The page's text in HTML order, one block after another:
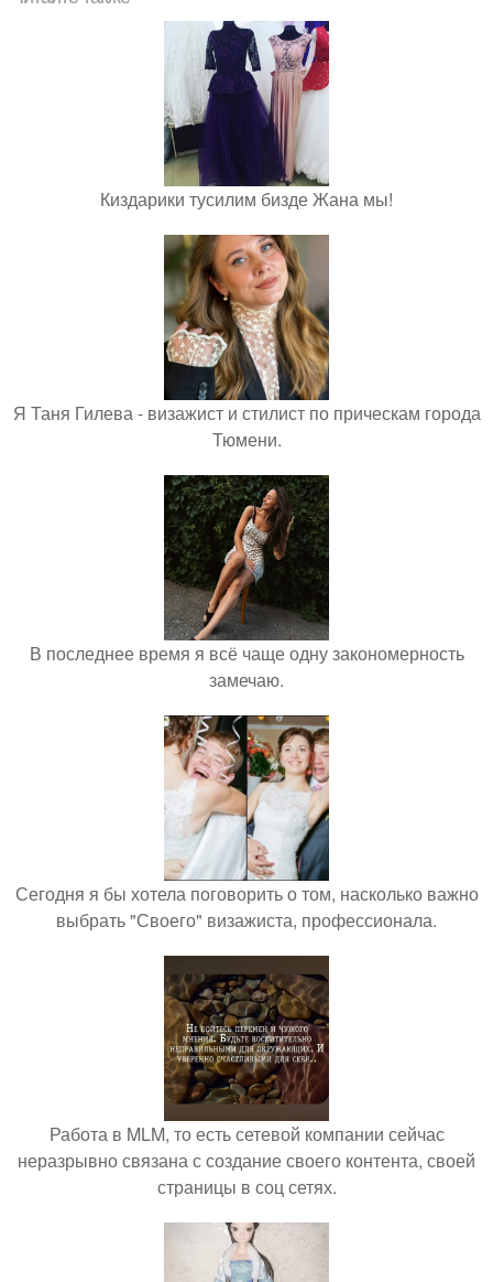
Киздарики тусилим бизде Жана мы!
Я Таня Гилева - визажист и стилист по прическам города
Тюмени.
В последнее время я всё чаще одну закономерность
замечаю.
Сегодня я бы хотела поговорить о том, насколько важно
выбрать "Своего" визажиста, профессионала.
Работа в MLM, то есть сетевой компании сейчас
неразрывно связана с создание своего контента, своей
страницы в соц сетях.